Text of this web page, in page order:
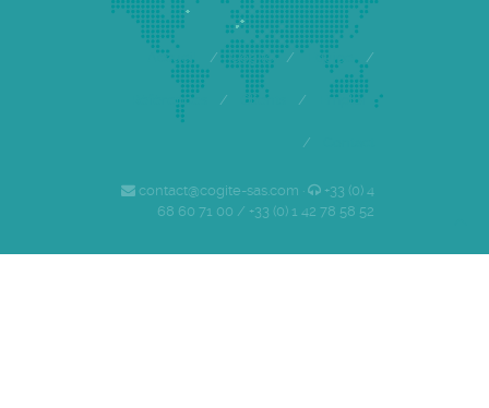
Accueil / Cogite / Equipe /
Références / Clients / Emploi
/
contact@cogite-sas.com ·
+33 (0) 4
68 60 71 00 / +33 (0) 1 42 78 58 52